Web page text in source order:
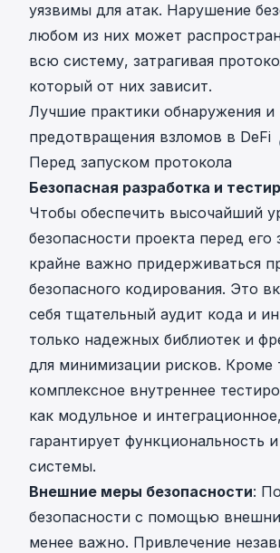
уязвимы для атак. Нарушение
любом из них может
всю систему, затрагивая
который от них зависит.
Лучшие практики обнаружения и
предотвращения взломов в DeFi
Перед запуском протокола
Безопасная разработка и
Чтобы обеспечить высочайший
безопасности проекта перед его
крайне важно придерживаться
безопасного кодирования. Это
себя тщательный аудит кода и
только надежных библиотек и
для минимизации рисков. Кроме
комплексное внутреннее
как модульное и интеграционное,
гарантирует функциональность
системы.
Внешние меры безопасности:
безопасности с помощью
менее важно. Привлечение